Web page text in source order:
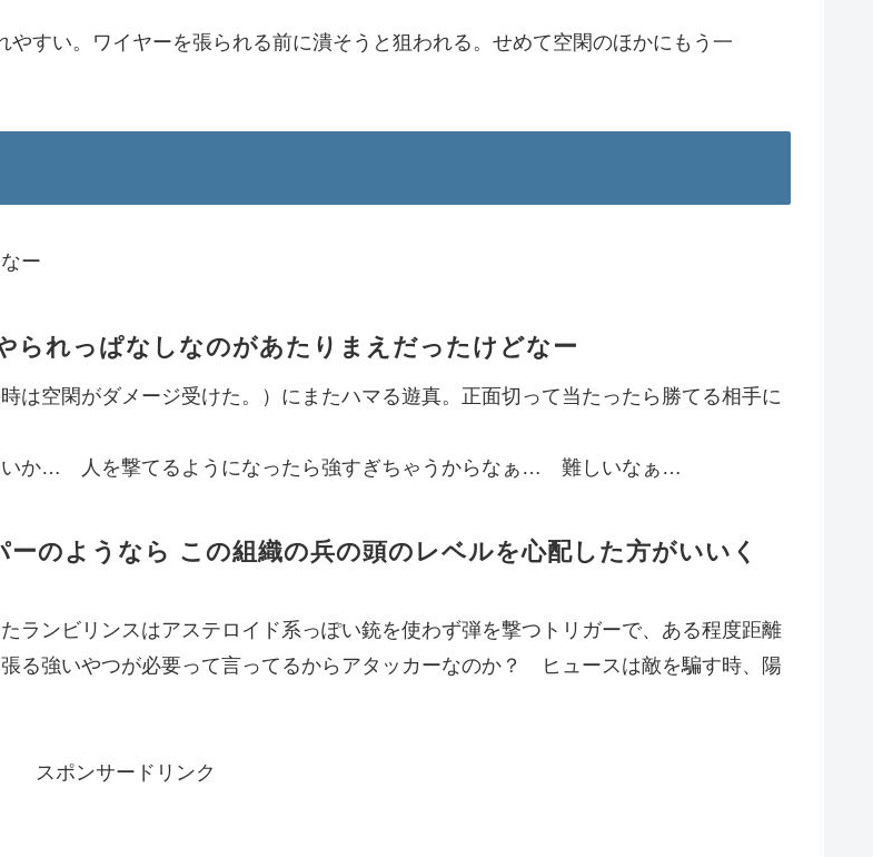
やすい。ワイヤーを張られる前に潰そうと狙われる。せめて空閑のほかにもう一
ー
られっぱなしなのがあたりまえだったけどなー
は空閑がダメージ受けた。）にまたハマる遊真。正面切って当たったら勝てる相手に
いか… 人を撃てるようになったら強すぎちゃうからなぁ… 難しいなぁ…
のようなら この組織の兵の頭のレベルを心配した方がいいく
ランビリンスはアステロイド系っぽい銃を使わず弾を撃つトリガーで、ある程度距離
る強いやつが必要って言ってるからアタッカーなのか？ ヒュースは敵を騙す時、陽
スポンサードリンク